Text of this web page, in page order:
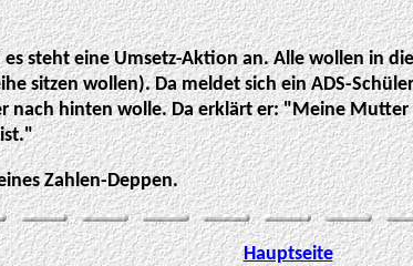
steht eine Umsetz-Aktion an. Alle wollen in
sitzen wollen). Da meldet sich ein ADS-
hinten wolle. Da erklärt er: "Meine
Zahlen-Deppen.
Hauptseite